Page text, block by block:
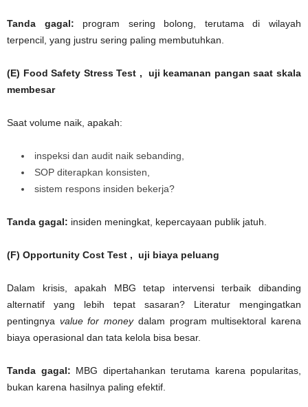
Tanda gagal: program sering bolong, terutama di wilayah
terpencil, yang justru sering paling membutuhkan.
(E) Food Safety Stress Test , uji keamanan pangan saat skala
membesar
Saat volume naik, apakah:
inspeksi dan audit naik sebanding,
SOP diterapkan konsisten,
sistem respons insiden bekerja?
Tanda gagal: insiden meningkat, kepercayaan publik jatuh.
(F) Opportunity Cost Test , uji biaya peluang
Dalam krisis, apakah MBG tetap intervensi terbaik dibanding
alternatif yang lebih tepat sasaran? Literatur mengingatkan
pentingnya value for moneydalam program multisektoral karena
biaya operasional dan tata kelola bisa besar.
Tanda gagal: MBG dipertahankan terutama karena popularitas,
bukan karena hasilnya paling efektif.